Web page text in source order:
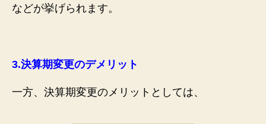
などが挙げられます。
3.決算期変更のデメリット
一方、決算期変更のメリットとしては、